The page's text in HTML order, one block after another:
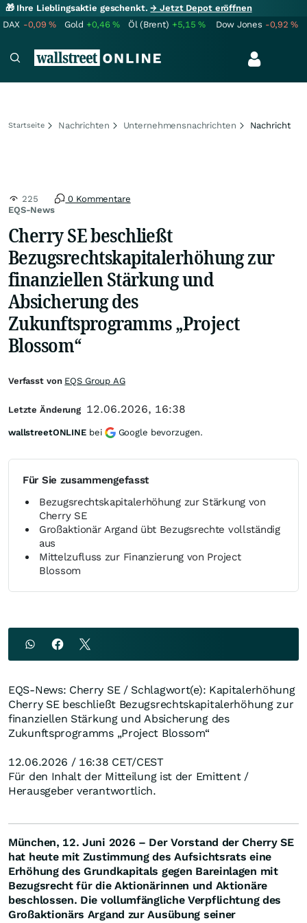
🎁 Ihre Lieblingsaktie geschenkt.→ Jetzt Depot eröffnen
DAX -0,09% Gold +0,46% Öl (Brent) +5,15% Dow Jones -0,92%
Startseite Nachrichten Unternehmensnachrichten Nachricht
EQS-News
225 0 Kommentare
Cherry SE beschließt
Bezugsrechtskapitalerhöhung zur
finanziellen Stärkung und
Absicherung des
Zukunftsprogramms „Project
Blossom“
Für Sie zusammengefasst
Bezugsrechtskapitalerhöhung zur Stärkung von
Cherry SE
Großaktionär Argand übt Bezugsrechte vollständig
aus
Mittelzufluss zur Finanzierung von Project
Blossom
EQS-News: Cherry SE / Schlagwort(e): Kapitalerhöhung
Cherry SE beschließt Bezugsrechtskapitalerhöhung zur
finanziellen Stärkung und Absicherung des
Zukunftsprogramms „Project Blossom“
12.06.2026 / 16:38 CET/CEST
Für den Inhalt der Mitteilung ist der Emittent /
Herausgeber verantwortlich.
München, 12. Juni 2026 – Der Vorstand der Cherry SE
hat heute mit Zustimmung des Aufsichtsrats eine
Erhöhung des Grundkapitals gegen Bareinlagen mit
Bezugsrecht für die Aktionärinnen und Aktionäre
beschlossen. Die vollumfängliche Verpflichtung des
Großaktionärs Argand zur Ausübung seiner
Verfasst von EQS Group AG
Letzte Änderung 12.06.2026, 16:38
wallstreetONLINE bei Google bevorzugen.